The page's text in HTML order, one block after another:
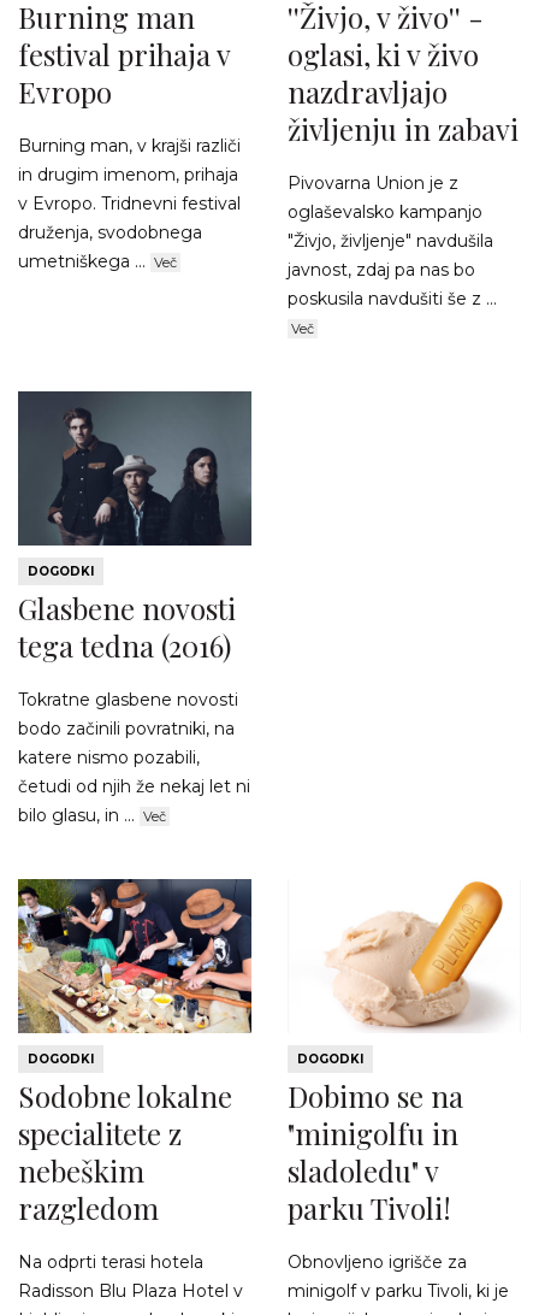
Burning man
festival prihaja v
Evropo
Burning man, v krajši različi
in drugim imenom, prihaja
v Evropo. Tridnevni festival
druženja, svodobnega
umetniškega ... Več
''Živjo, v živo'' -
oglasi, ki v živo
nazdravljajo
življenju in zabavi
Pivovarna Union je z
oglaševalsko kampanjo
"Živjo, življenje" navdušila
javnost, zdaj pa nas bo
poskusila navdušiti še z ...
Več
DOGODKI
Glasbene novosti
tega tedna (2016)
Tokratne glasbene novosti
bodo začinili povratniki, na
katere nismo pozabili,
četudi od njih že nekaj let ni
bilo glasu, in ... Več
DOGODKI
Sodobne lokalne
specialitete z
nebeškim
razgledom
Na odprti terasi hotela
Radisson Blu Plaza Hotel v
DOGODKI
Dobimo se na
"minigolfu in
sladoledu" v
parku Tivoli!
Obnovljeno igrišče za
minigolf v parku Tivoli, ki je